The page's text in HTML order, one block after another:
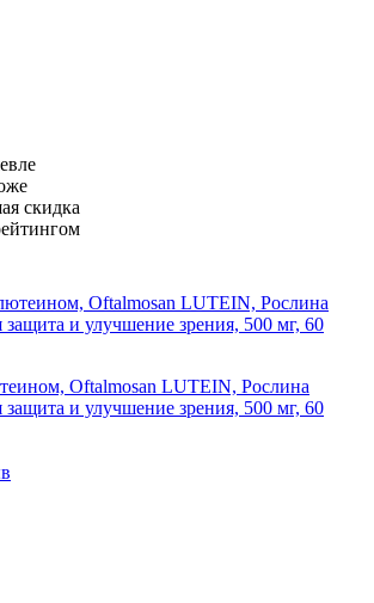
скидка
Oftalmosan LUTEIN, Рослина
и улучшение зрения, 500 мг, 60